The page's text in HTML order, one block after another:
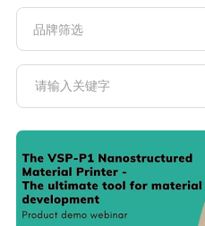
品牌筛选